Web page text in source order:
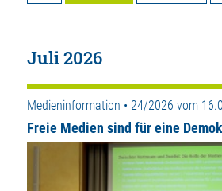
Juli 2026
Medieninformation • 24/2026 vom
Freie Medien sind für eine